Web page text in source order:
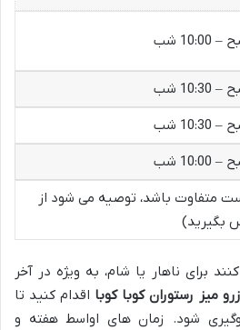
متفاوت باشد، توصیه می شود از
بگیرید)
برای ناهار یا شام، به ویژه در آخر
میز رستوران کوبا کوبا اقدام کنید تا
شود. زمان های اواسط هفته و